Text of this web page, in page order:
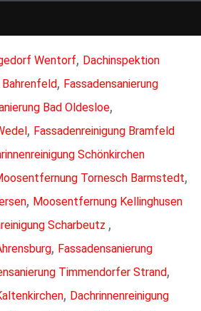
Wentorf, Dachinspektion
, Fassadensanierung
Bad Oldesloe,
, Fassadenreinigung Bramfeld
Schönkirchen
Tornesch Barmstedt,
, Moosentfernung Kellinghusen
Scharbeutz ,
, Fassadensanierung
Timmendorfer Strand,
, Dachrinnenreinigung